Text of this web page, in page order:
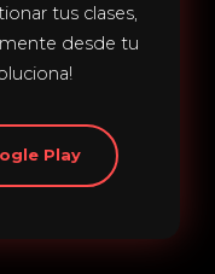
tus clases,
desde tu
Play